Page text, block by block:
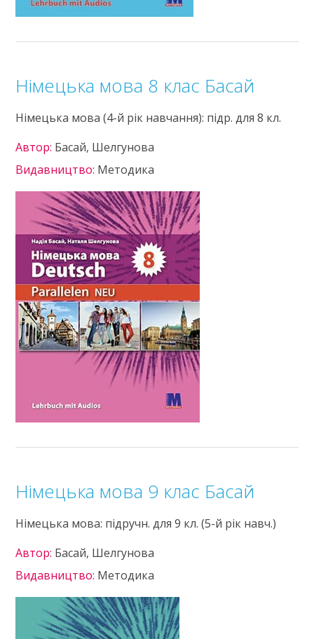
Німецька мова 8 клас Басай
Німецька мова (4-й рік навчання): підр. для 8 кл.
Автор: Басай, Шелгунова
Видавництво: Методика
Німецька мова 9 клас Басай
Німецька мова: підручн. для 9 кл. (5-й рік навч.)
Автор: Басай, Шелгунова
Видавництво: Методика